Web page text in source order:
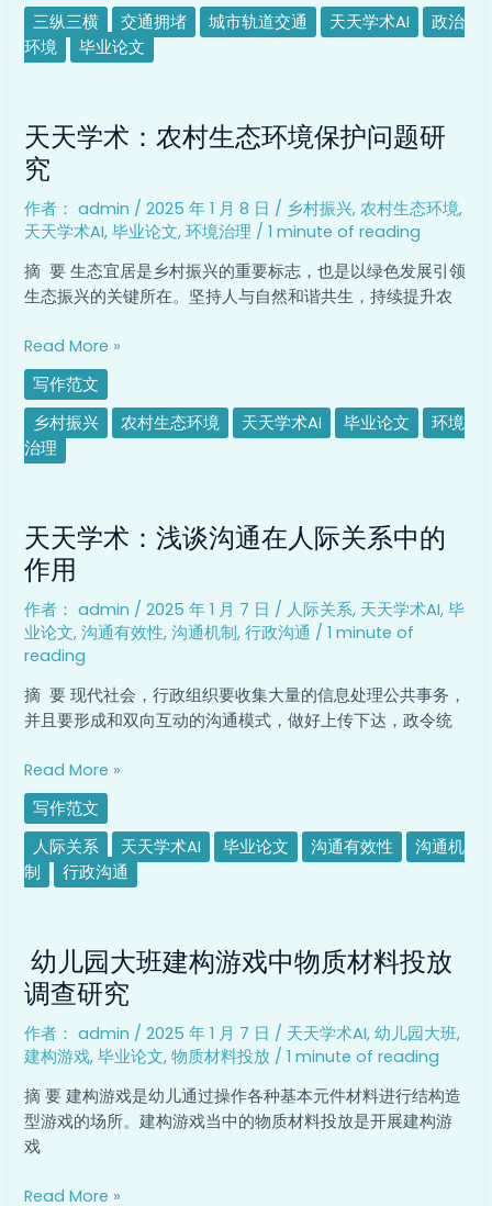
及
展
望
三纵三横
交通拥堵 城市轨道交通 天天学术AI
政治
环境
毕业论文
天天学术：农村生态环境保护问题研
究
作者： admin /2025 年 1 月 8 日 / 乡村振兴,农村生态环境,
天天学术AI,毕业论文,环境治理 /1 minute of reading
摘 要 生态宜居是乡村振兴的重要标志，也是以绿色发展引领
生态振兴的关键所在。坚持人与自然和谐共生，持续提升农
天
学
术：
农
村
生
态
环
境
护
问
题
研
Read More »
写作范文
乡村振兴
农村生态环境 天天学术AI 毕业论文
环境
治理
天天学术：浅谈沟通在人际关系中的
作用
作者： admin /2025 年 1 月 7 日 / 人际关系, 天天学术AI,毕
业论文,沟通有效性,沟通机制,行政沟通 /1 minute of
reading
摘 要 现代社会，行政组织要收集大量的信息处理公共事务，
并且要形成和双向互动的沟通模式，做好上传下达，政令统
天
学
术：
浅
谈
沟
通
在
际
系
中
的
作
Read More »
写作范文
人际关系
天天学术AI 毕业论文 沟通有效性
沟通机
制
行政沟通
幼儿园大班建构游戏中物质材料投放
调查研究
作者： admin /2025 年 1 月 7 日 / 天天学术AI,幼儿园大班,
建构游戏,毕业论文,物质材料投放 /1 minute of reading
摘 要 建构游戏是幼儿通过操作各种基本元件材料进行结构造
型游戏的场所。建构游戏当中的物质材料投放是开展建构游
戏
儿
园
大
班
建
构
游
戏
中
物
Read More »